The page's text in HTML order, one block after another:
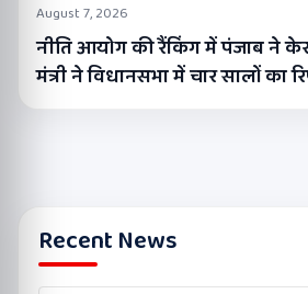
August 7, 2026
नीति आयोग की रैंकिंग में पंजाब ने
मंत्री ने विधानसभा में चार सालों का
Recent News